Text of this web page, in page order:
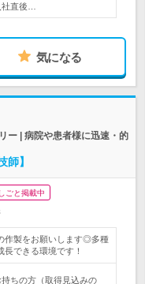
直後…
気になる
ー | 病院や患者様に迅速・的
】
ごと掲載中
作製をお願いします◎多種
できる環境です！
ちの方（取得見込みの